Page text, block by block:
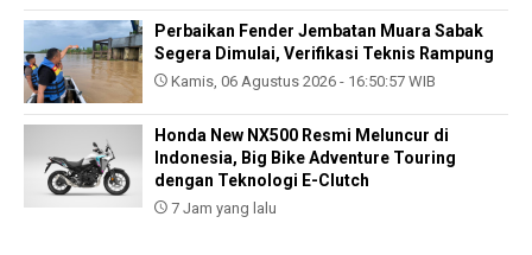
Perbaikan Fender Jembatan Muara Sabak
Segera Dimulai, Verifikasi Teknis Rampung
Kamis, 06 Agustus 2026 - 16:50:57 WIB
Honda New NX500 Resmi Meluncur di
Indonesia, Big Bike Adventure Touring
dengan Teknologi E-Clutch
7 Jam yang lalu